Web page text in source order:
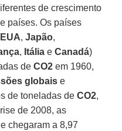
de crescimento
países. Os países
EUA,Japão,
, Itália eCanadá)
deCO2 em 1960,
globais e
de toneladas deCO2,
de 2008, as
chegaram a 8,97